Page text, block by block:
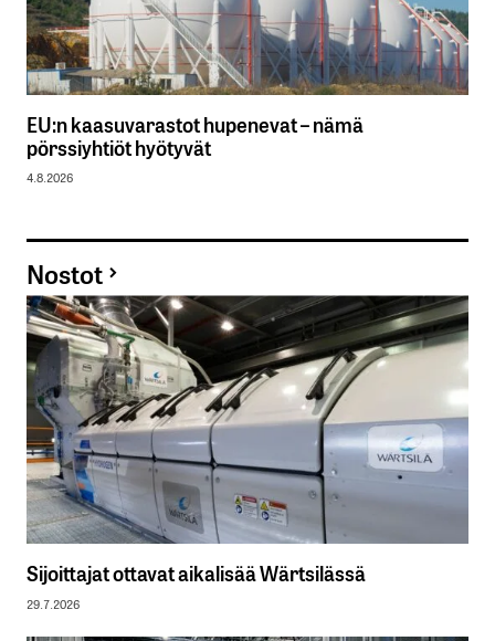
EU:n kaasuvarastot hupenevat – nämä
pörssiyhtiöt hyötyvät
4.8.2026
Nostot
Sijoittajat ottavat aikalisää Wärtsilässä
29.7.2026